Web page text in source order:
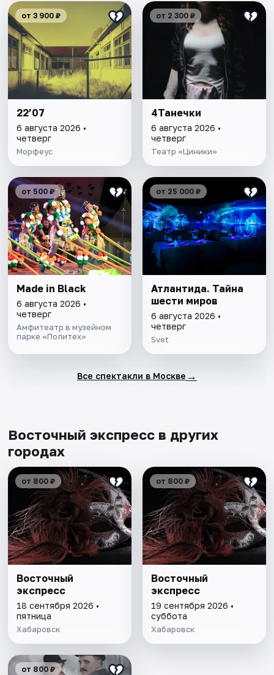
от 3 900 ₽
22’07
6 августа 2026 •
четверг
Морфеус
от 2 300 ₽
4Танечки
6 августа 2026 •
четверг
Театр «Циники»
от 500 ₽
Made in Black
6 августа 2026 •
четверг
Амфитеатр в музейном
парке «Политех»
от 25 000 ₽
Атлантида. Тайна
шести миров
6 августа 2026 •
четверг
Svet
Все спектакли в Москве →
Восточный экспресс в других
городах
от 800 ₽
Восточный
экспресс
18 сентября 2026 •
пятница
Хабаровск
от 800 ₽
Восточный
экспресс
19 сентября 2026 •
суббота
Хабаровск
от 800 ₽